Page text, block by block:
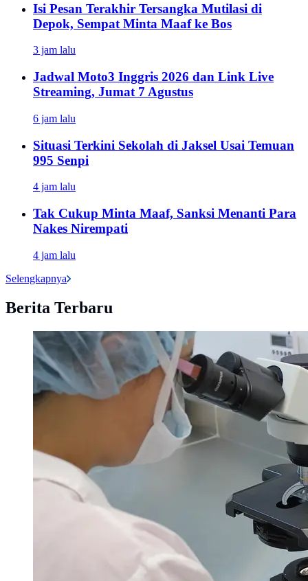
Isi Pesan Terakhir Tersangka Mutilasi di
Depok, Sempat Minta Maaf ke Bos
3 jam lalu
Jadwal Moto3 Inggris 2026 dan Link Live
Streaming, Jumat 7 Agustus
6 jam lalu
Situasi Terkini Sekolah di Jaksel Usai Temuan
995 Senpi
4 jam lalu
Tak Cukup Minta Maaf, Sanksi Menanti Para
Nakes Nirempati
4 jam lalu
Selengkapnya
Berita Terbaru